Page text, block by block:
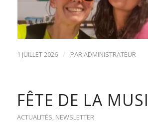
1 JUILLET 2026 / PARADMINISTRATEUR
FÊTE DE LA
ACTUALITÉS, NEWSLETTER